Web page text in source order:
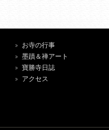
お寺の行事
墨蹟＆禅アート
寶勝寺日誌
アクセス